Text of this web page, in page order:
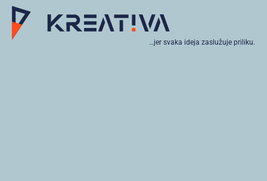
…jer svaka ideja zaslužuje priliku.